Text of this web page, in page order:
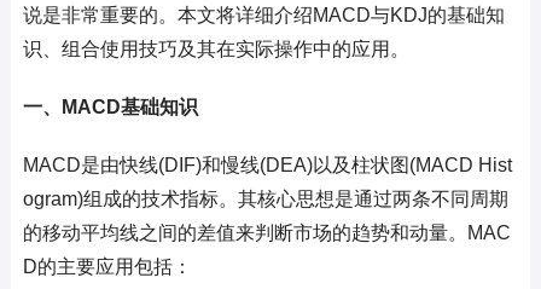
说是非常重要的。本文将详细介绍MACD与KDJ的基础知
识、组合使用技巧及其在实际操作中的应用。
一、MACD基础知识
MACD是由快线(DIF)和慢线(DEA)以及柱状图(MACD Hist
ogram)组成的技术指标。其核心思想是通过两条不同周期
的移动平均线之间的差值来判断市场的趋势和动量。MAC
D的主要应用包括：